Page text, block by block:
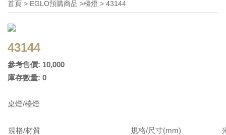
首頁 > EGLO預購商品 >檯燈 > 43144
43144
參考售價: 10,000
庫存數量: 0
桌燈/檯燈
規格/材質 規格/尺寸(mm)